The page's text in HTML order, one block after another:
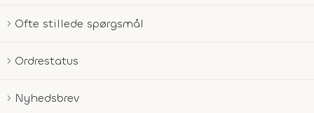
Ofte stillede spørgsmål
Ordrestatus
Nyhedsbrev